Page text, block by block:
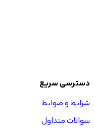
دسترسی سریع
شرایط و ضوابط
سوالات متداول